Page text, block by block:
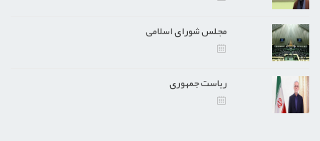
مجلس شورای اسلامی
ریاست جمهوری